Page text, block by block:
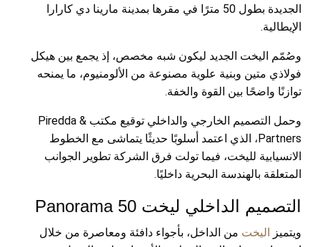
الجديدة بطول 50 مترًا في مقرها بمدينة مارينا دي كارارا
الإيطالية.
وصُمّم اليخت الجديد ليكون شبه مخصص، إذ يجمع بين هيكل
فولاذي متين وبنية علوية مصنوعة من الألومنيوم، ما يمنحه
توازنًا واضحًا بين القوة والخفة.
وحمل التصميم الخارجي والداخلي توقيع مكتب Piredda &
Partners، الذي اعتمد أسلوبًا حديثًا يتماشى مع الخطوط
الانسيابية لليخت، فيما تولت فرق الشركة تطوير الجوانب
المتعلقة بالهندسة البحرية داخليًا.
التصميم الداخلي ليخت Panorama 50
ويتميز اليخت من الداخل، بأجواء دافئة ومعاصرة من خلال